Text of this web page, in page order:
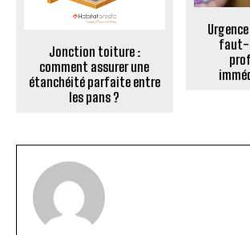
Jonction toiture :
comment assurer une
étanchéité parfaite entre
les pans ?
faut-